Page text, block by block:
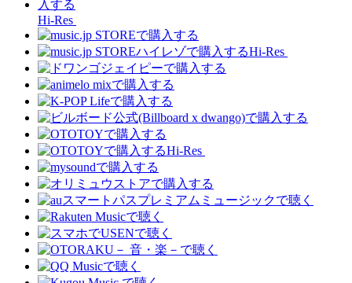
Hi-Res
Hi-Res
Hi-Res